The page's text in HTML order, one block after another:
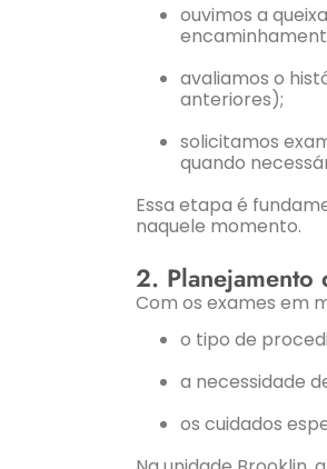
ouvimos a
avaliamos o
anteriores);
solicitamos
quando
Essa etapa é
naquele momento.
2.
Com os exames em
o tipo de
a necessidade
os cuidados